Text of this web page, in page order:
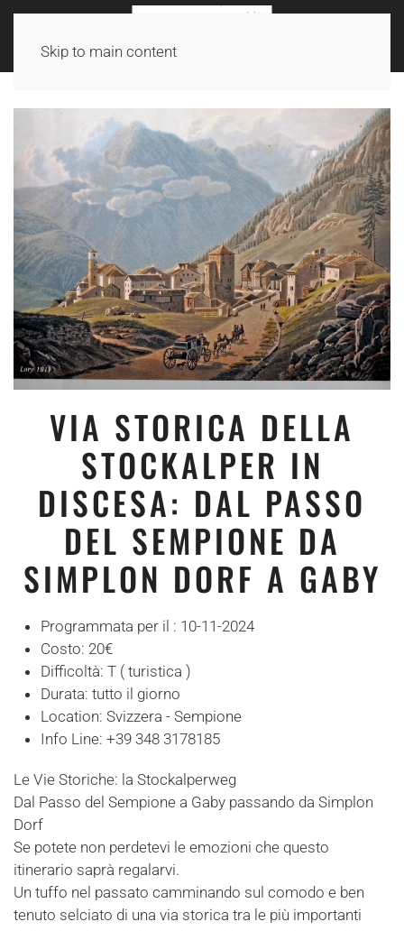
Skip to main content
VIA STORICA DELLA
STOCKALPER IN
DISCESA: DAL PASSO
DEL SEMPIONE DA
SIMPLON DORF A GABY
Programmata per il : 10-11-2024
Costo: 20€
Difficoltà: T ( turistica )
Durata: tutto il giorno
Location: Svizzera - Sempione
Info Line: +39 348 3178185
Le Vie Storiche: la Stockalperweg
Dal Passo del Sempione a Gaby passando da Simplon
Dorf
Se potete non perdetevi le emozioni che questo
itinerario saprà regalarvi.
Un tuffo nel passato camminando sul comodo e ben
tenuto selciato di una via storica tra le più importanti